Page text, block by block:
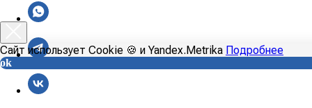
Сайт использует Cookie 🍪 и Yandex.Metrika Подробнее
ok